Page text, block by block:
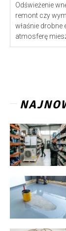
Odświeżenie
remont czy
właśnie drobne
atmosferę